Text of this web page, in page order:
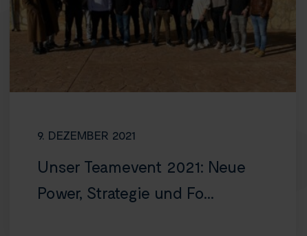
9. DEZEMBER 2021
Unser Teamevent 2021: Neue
Power, Strategie und Fo...